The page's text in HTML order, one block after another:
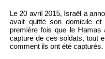
Le 20 avril 2015, Israël a
avait quitté son domicile et
première fois que le Hamas
capture de ces soldats, tout
comment ils ont été capturés.